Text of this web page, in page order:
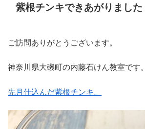
紫根チンキできあがりました
ご訪問ありがとうございます。
神奈川県大磯町の内藤石けん教室です。
先月仕込んだ紫根チンキ。